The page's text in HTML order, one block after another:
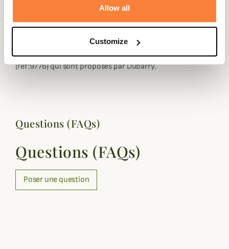
Allow all
Customize
pour cuir (réf:5130), une crème hydratante pour cuir
(réf:5085), un nettoyant (réf:1246), et un Care kit qui
reprend plusieurs produits d'entretiens pour cuir
(réf:9776) qui sont proposés par Dubarry.
Questions (FAQs)
Questions (FAQs)
Poser une question